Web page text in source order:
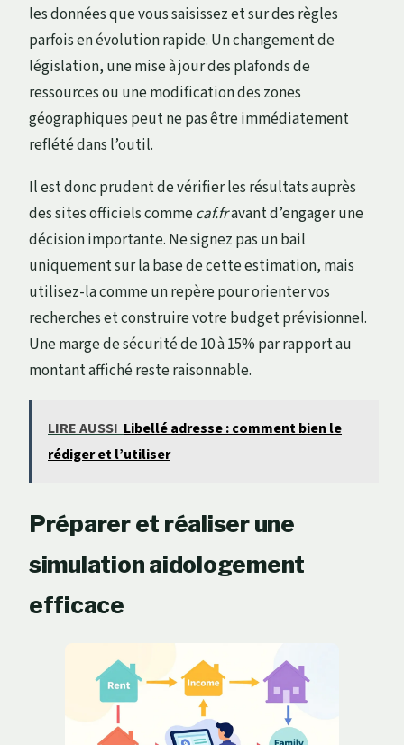
les données que vous saisissez et sur des règles
parfois en évolution rapide. Un changement de
législation, une mise à jour des plafonds de
ressources ou une modification des zones
géographiques peut ne pas être immédiatement
reflété dans l’outil.
Il est donc prudent de vérifier les résultats auprès
des sites officiels commecaf.fravant d’engager une
décision importante. Ne signez pas un bail
uniquement sur la base de cette estimation, mais
utilisez-la comme un repère pour orienter vos
recherches et construire votre budget prévisionnel.
Une marge de sécurité de 10 à 15% par rapport au
montant affiché reste raisonnable.
LIRE AUSSI Libellé adresse : comment bien le
rédiger et l’utiliser
Préparer et réaliser une
simulation aidologement
efficace